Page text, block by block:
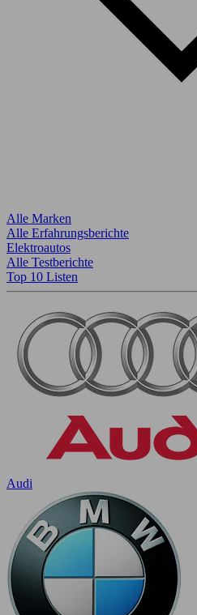
Alle Marken
Alle Erfahrungsberichte
Elektroautos
Alle Testberichte
Top 10 Listen
Audi